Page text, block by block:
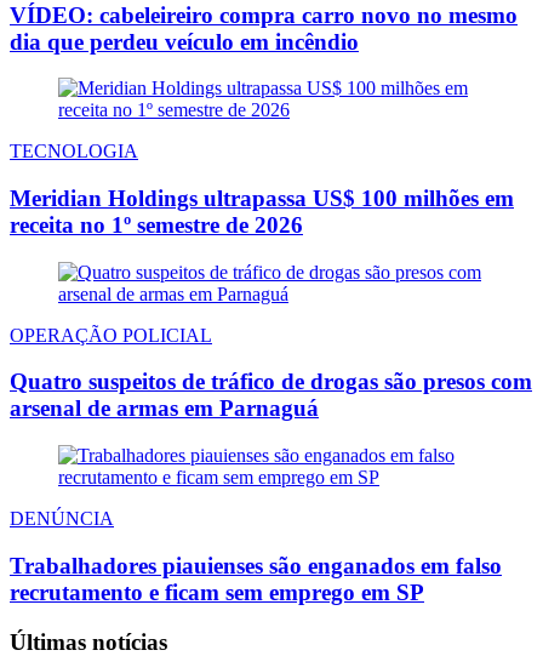
VÍDEO: cabeleireiro compra carro novo no mesmo
dia que perdeu veículo em incêndio
TECNOLOGIA
Meridian Holdings ultrapassa US$ 100 milhões em
receita no 1º semestre de 2026
OPERAÇÃO POLICIAL
Quatro suspeitos de tráfico de drogas são presos com
arsenal de armas em Parnaguá
DENÚNCIA
Trabalhadores piauienses são enganados em falso
recrutamento e ficam sem emprego em SP
Últimas notícias